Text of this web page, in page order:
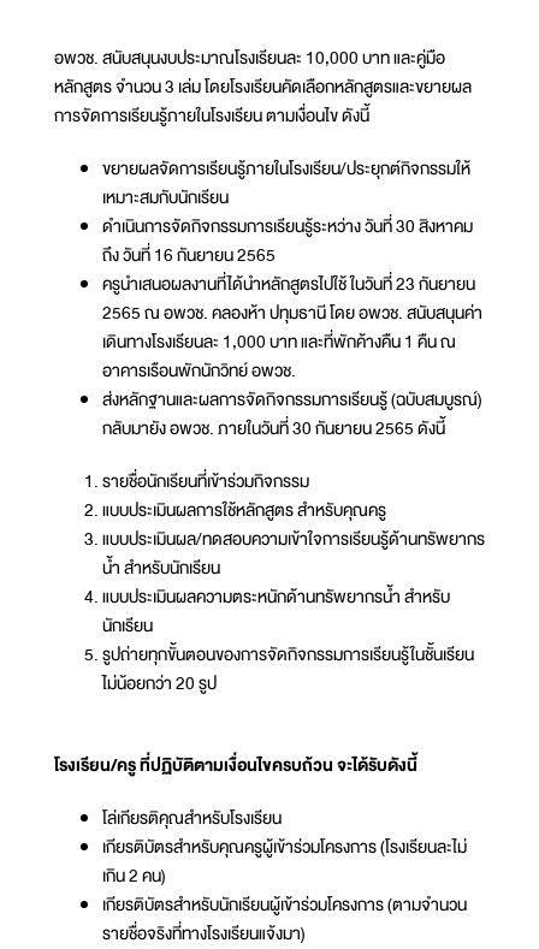
อพวช. สนับสนุนงบประมาณโรงเรียนละ 10,000 บาท และคู่มือ
หลักสูตร จำนวน 3 เล่ม โดยโรงเรียนคัดเลือกหลักสูตรและขยายผล
การจัดการเรียนรู้ภายในโรงเรียน ตามเงื่อนไข ดังนี้
ขยายผลจัดการเรียนรู้ภายในโรงเรียน/ประยุกต์กิจกรรมให้
เหมาะสมกับนักเรียน
ดำเนินการจัดกิจกรรมการเรียนรู้ระหว่าง วันที่ 30 สิงหาคม
ถึง วันที่ 16 กันยายน 2565
ครูนำเสนอผลงานที่ได้นำหลักสูตรไปใช้ ในวันที่ 23 กันยายน
2565 ณ อพวช. คลองห้า ปทุมธานี โดย อพวช. สนับสนุนค่า
เดินทางโรงเรียนละ 1,000 บาท และที่พักค้างคืน 1 คืน ณ
อาคารเรือนพักนักวิทย์ อพวช.
ส่งหลักฐานและผลการจัดกิจกรรมการเรียนรู้ (ฉบับสมบูรณ์)
กลับมายัง อพวช. ภายในวันที่ 30 กันยายน 2565 ดังนี้
รายชื่อนักเรียนที่เข้าร่วมกิจกรรม
แบบประเมินผลการใช้หลักสูตร สำหรับคุณครู
แบบประเมินผล/ทดสอบความเข้าใจการเรียนรู้ด้านทรัพยากร
น้ำ สำหรับนักเรียน
แบบประเมินผลความตระหนักด้านทรัพยากรน้ำ สำหรับ
นักเรียน
รูปถ่ายทุกขั้นตอนของการจัดกิจกรรมการเรียนรู้ในชั้นเรียน
ไม่น้อยกว่า 20 รูป
โรงเรียน/ครู ที่ปฏิบัติตามเงื่อนไขครบถ้วน จะได้รับดังนี้
โล่เกียรติคุณสำหรับโรงเรียน
เกียรติบัตรสำหรับคุณครูผู้เข้าร่วมโครงการ (โรงเรียนละไม่
เกิน 2 คน)
เกียรติบัตรสำหรับนักเรียนผู้เข้าร่วมโครงการ (ตามจำนวน
รายชื่อจริงที่ทางโรงเรียนแจ้งมา)